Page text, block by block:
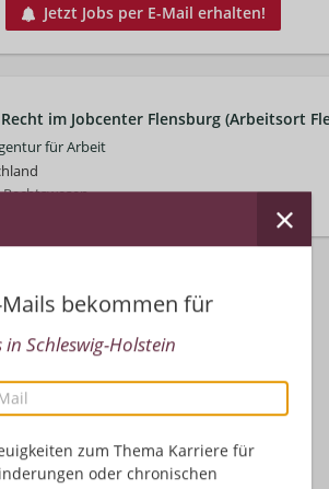
Jetzt Jobs per E-Mail erhalten!
Mails bekommen für
in Schleswig-Holstein
zum Thema Karriere für
oder chronischen
im Jobcenter Flensburg (Arbeitsort
für Arbeit